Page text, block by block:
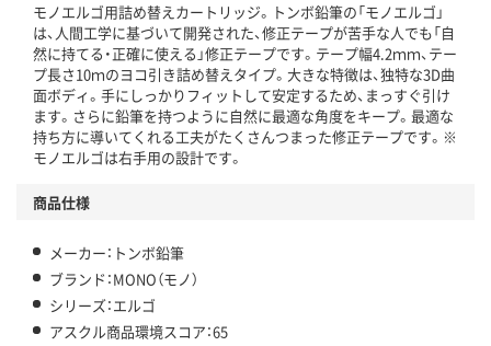
この商品の環境配慮ポイントです。下記商品詳細「
アスクル商品環境スコア詳細／加点項目
」で確認できます。
モノエルゴ用詰め替えカートリッジ。トンボ鉛筆の「モノエルゴ」
は、人間工学に基づいて開発された、修正テープが苦手な人でも「自
然に持てる・正確に使える」修正テープです。テープ幅4.2ｍｍ、テー
プ長さ10ｍのヨコ引き詰め替えタイプ。大きな特徴は、独特な3D曲
面ボディ。手にしっかりフィットして安定するため、まっすぐ引け
ます。さらに鉛筆を持つように自然に最適な角度をキープ。最適な
持ち方に導いてくれる工夫がたくさんつまった修正テープです。※
モノエルゴは右手用の設計です。
商品仕様
メーカー：トンボ鉛筆
ブランド：MONO（モノ）
シリーズ：エルゴ
アスクル商品環境スコア：65